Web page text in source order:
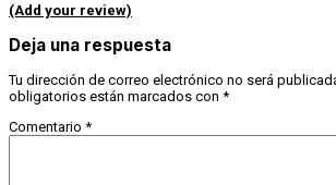
(Add your review)
Deja una respuesta
Tu dirección de correo electrónico no será
obligatorios están marcados con *
Comentario *